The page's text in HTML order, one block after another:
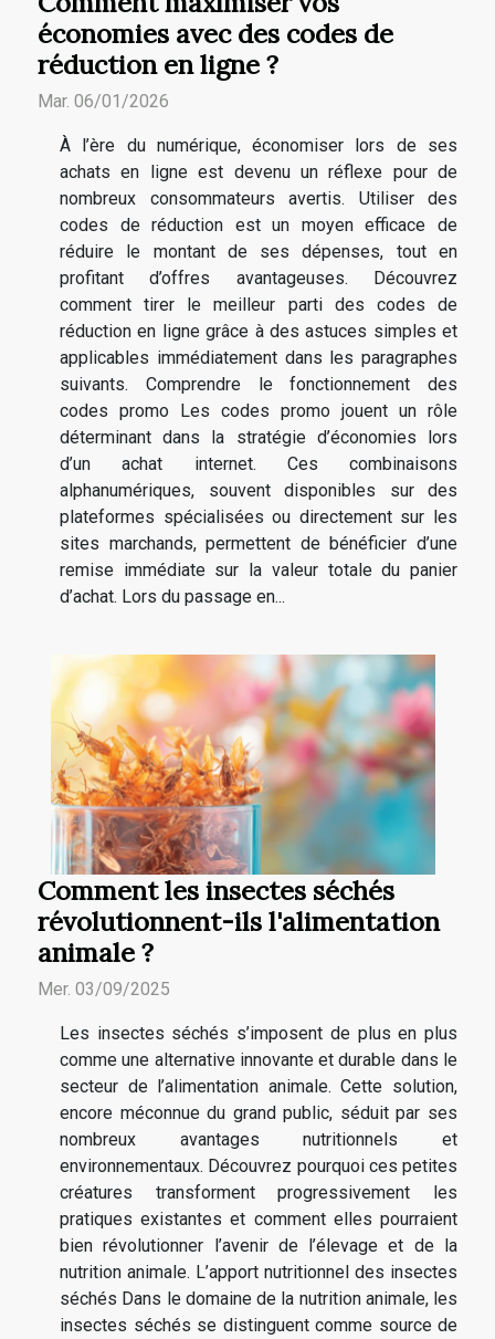
économies avec des codes de
réduction en ligne ?
Mar. 06/01/2026
À l’ère du numérique, économiser lors de ses
achats en ligne est devenu un réflexe pour de
nombreux consommateurs avertis. Utiliser des
codes de réduction est un moyen efficace de
réduire le montant de ses dépenses, tout en
profitant d’offres avantageuses. Découvrez
comment tirer le meilleur parti des codes de
réduction en ligne grâce à des astuces simples et
applicables immédiatement dans les paragraphes
suivants. Comprendre le fonctionnement des
codes promo Les codes promo jouent un rôle
déterminant dans la stratégie d’économies lors
d’un achat internet. Ces combinaisons
alphanumériques, souvent disponibles sur des
plateformes spécialisées ou directement sur les
sites marchands, permettent de bénéficier d’une
remise immédiate sur la valeur totale du panier
d’achat. Lors du passage en...
Comment les insectes séchés
révolutionnent-ils l'alimentation
animale ?
Mer. 03/09/2025
Les insectes séchés s’imposent de plus en plus
comme une alternative innovante et durable dans le
secteur de l’alimentation animale. Cette solution,
encore méconnue du grand public, séduit par ses
nombreux avantages nutritionnels et
environnementaux. Découvrez pourquoi ces petites
créatures transforment progressivement les
pratiques existantes et comment elles pourraient
bien révolutionner l’avenir de l’élevage et de la
nutrition animale. L’apport nutritionnel des insectes
séchés Dans le domaine de la nutrition animale, les
insectes séchés se distinguent comme source de